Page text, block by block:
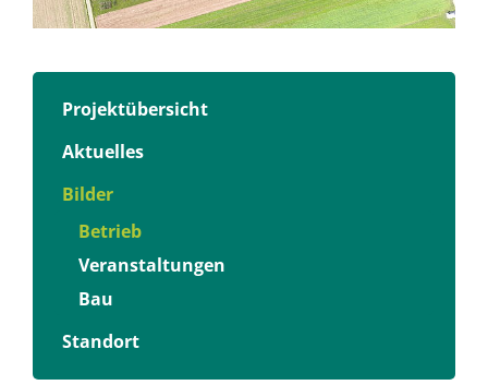
Projektübersicht
Aktuelles
Bilder
Betrieb
Veranstaltungen
Bau
Standort